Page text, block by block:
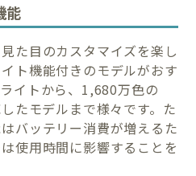
能
た目のカスタマイズを楽し
ト機能付きのモデルがおす
イトから、1,680万色の
たモデルまで様々です。た
バッテリー消費が増えるた
使用時間に影響することを